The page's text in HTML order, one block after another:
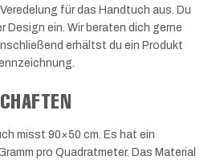
für das Handtuch aus. Du
Design ein. Wir beraten dich gerne
erhältst du ein Produkt
misst 90×50 cm. Es hat ein
pro Quadratmeter. Das Material